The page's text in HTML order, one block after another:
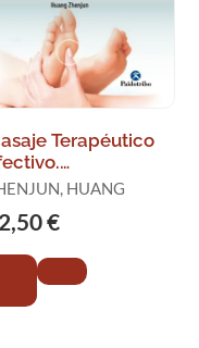
Terapéutico
de
HUANG
€